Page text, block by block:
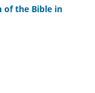
of the Bible in